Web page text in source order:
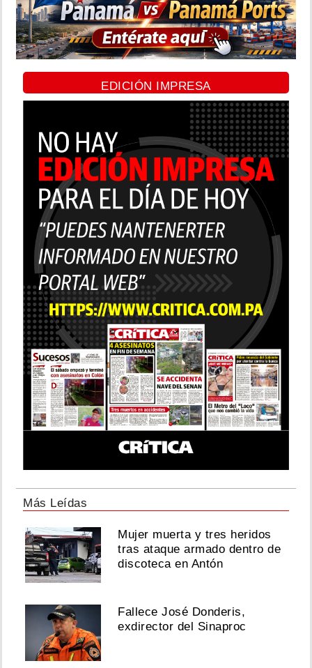
EDICIÓN IMPRESA
Más Leídas
Mujer muerta y tres heridos
tras ataque armado dentro de
discoteca en Antón
Fallece José Donderis,
exdirector del Sinaproc